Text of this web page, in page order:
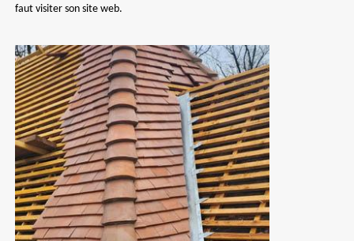
faut visiter son site web.